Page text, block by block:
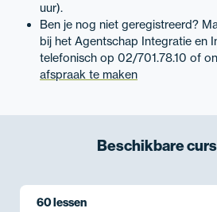
uur).
Ben je nog niet geregistreerd?
bij het Agentschap Integratie en
telefonisch op 02/701.78.10 of
afspraak te maken
Beschikbare
60 lessen